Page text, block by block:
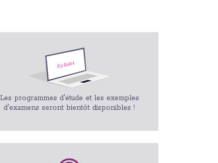
Les programmes d'étude et les exemples
d'examens seront bientôt disponibles !